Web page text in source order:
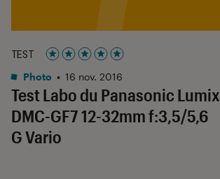
Test Labo du Panasonic Lumix
DMC-GF7 12-32mm f:3,5/5,6
G Vario
TEST
Noté 5 étoiles sur 5
Photo • 16 nov. 2016